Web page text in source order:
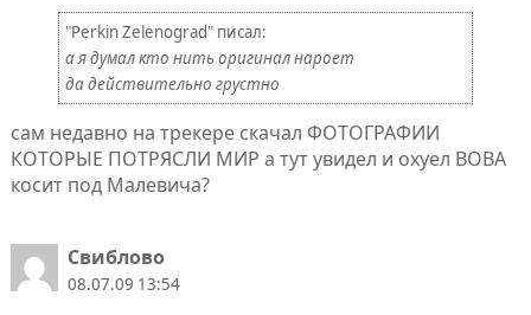
"Perkin Zelenograd" писал:
а я думал кто нить оригинал нароет
да действительно грустно
сам недавно на трекере скачал ФОТОГРАФИИ
КОТОРЫЕ ПОТРЯСЛИ МИР а тут увидел и охуел ВОВА
косит под Малевича?
Свиблово
08.07.09 13:54